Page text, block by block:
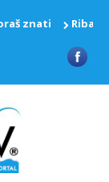
znati Riba